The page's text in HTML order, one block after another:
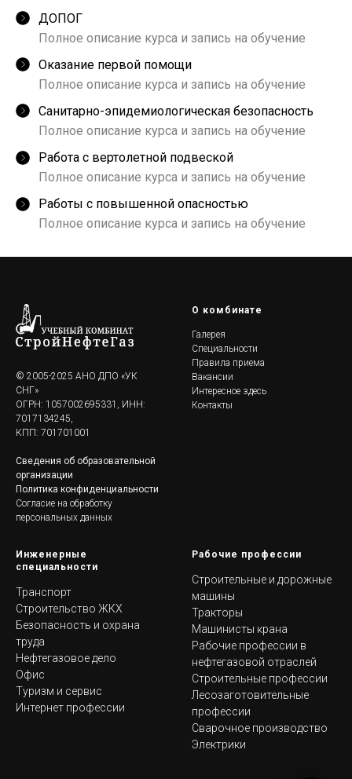
ДОПОГ
Полное описание курса и запись на обучение
Оказание первой помощи
Полное описание курса и запись на обучение
Санитарно-эпидемиологическая безопасность
Полное описание курса и запись на обучение
Работа с вертолетной подвеской
Полное описание курса и запись на обучение
Работы с повышенной опасностью
Полное описание курса и запись на обучение
© 2005-2025 АНО ДПО «УК
СНГ»
ОГРН: 1057002695331, ИНН:
7017134245,
КПП: 701701001
Сведения об образовательной
организации
Политика конфиденциальности
Согласие на обработку
персональных данных
О комбинате
Галерея
Специальности
Правила приема
Вакансии
Интересное здесь
Контакты
Инженерные
специальности
Транспорт
Строительство ЖКХ
Безопасность и охрана
труда
Нефтегазовое дело
Офис
Туризм и сервис
Интернет профессии
Рабочие профессии
Строительные и дорожные
машины
Тракторы
Машинисты крана
Рабочие профессии в
нефтегазовой отраслей
Строительные профессии
Лесозаготовительные
профессии
Сварочное производство
Электрики